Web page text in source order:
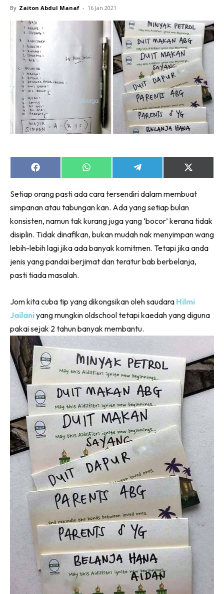
By Zaiton Abdul Manaf - 16 Jan 2021
Share
on
Share
on
Share
on
Share
on
(Twitter)
Setiap orang pasti ada cara tersendiri dalam membuat
simpanan atau tabungan kan. Ada yang setiap bulan
konsisten, namun tak kurang juga yang ‘bocor’ kerana tidak
disiplin. Tidak dinafikan, bukan mudah nak menyimpan wang
lebih-lebih lagi jika ada banyak komitmen. Tetapi jika anda
jenis yang pandai berjimat dan teratur bab berbelanja,
pasti tiada masalah.
Jom kita cuba tip yang dikongsikan oleh saudara Hilmi
Jailaniyang mungkin oldschool tetapi kaedah yang diguna
pakai sejak 2 tahun banyak membantu.